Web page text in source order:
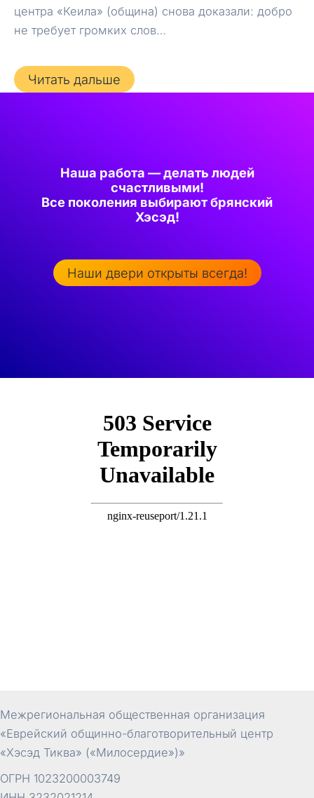
центра «Кеила» (община) снова доказали: добро
не требует громких слов…
Читать дальше
Наша работа — делать людей
счастливыми!
Все поколения выбирают брянский
Хэсэд!
Наши двери открыты всегда!
Межрегиональная общественная организация
«Еврейский общинно-благотворительный центр
«Хэсэд Тиква» («Милосердие»)»
ОГРН 1023200003749